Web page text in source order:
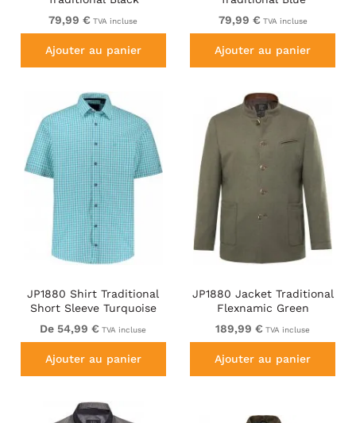
79,99 € TVA incluse
Ajouter au panier
79,99 € TVA incluse
Ajouter au panier
JP1880 Shirt Traditional
Short Sleeve Turquoise
De 54,99 € TVA incluse
Ajouter au panier
JP1880 Jacket Traditional
Flexnamic Green
189,99 € TVA incluse
Ajouter au panier